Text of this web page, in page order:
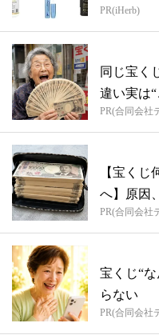
PR(iHerb)
同じ宝く
違い実は
PR(合同会社
【宝くじ
へ】原因
PR(合同会社
宝くじ“
らない
PR(合同会社